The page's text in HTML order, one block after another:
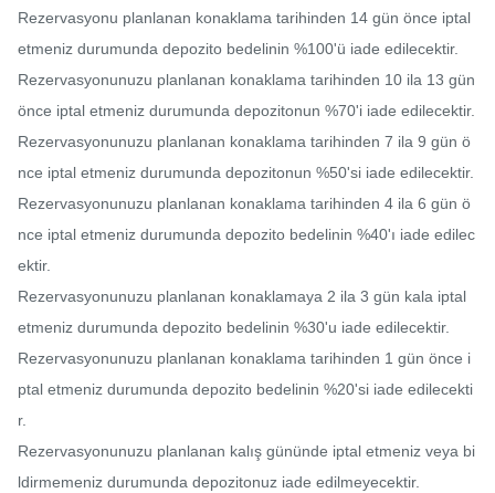
Rezervasyonu planlanan konaklama tarihinden 14 gün önce iptal
etmeniz durumunda depozito bedelinin %100'ü iade edilecektir.
Rezervasyonunuzu planlanan konaklama tarihinden 10 ila 13 gün
önce iptal etmeniz durumunda depozitonun %70'i iade edilecektir.
Rezervasyonunuzu planlanan konaklama tarihinden 7 ila 9 gün ö
nce iptal etmeniz durumunda depozitonun %50'si iade edilecektir.
Rezervasyonunuzu planlanan konaklama tarihinden 4 ila 6 gün ö
nce iptal etmeniz durumunda depozito bedelinin %40'ı iade edilec
ektir.
Rezervasyonunuzu planlanan konaklamaya 2 ila 3 gün kala iptal
etmeniz durumunda depozito bedelinin %30'u iade edilecektir.
Rezervasyonunuzu planlanan konaklama tarihinden 1 gün önce i
ptal etmeniz durumunda depozito bedelinin %20'si iade edilecekti
r.
Rezervasyonunuzu planlanan kalış gününde iptal etmeniz veya bi
ldirmemeniz durumunda depozitonuz iade edilmeyecektir.